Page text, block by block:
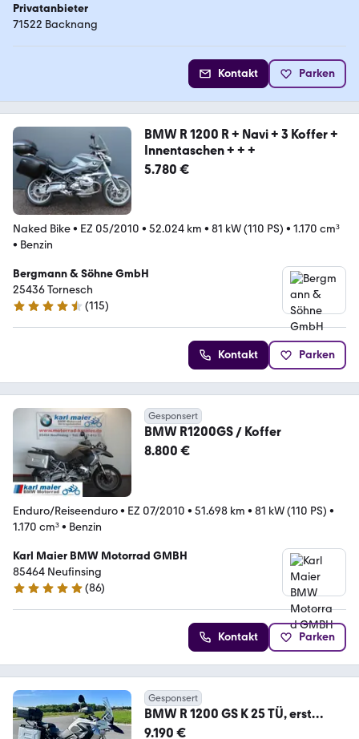
Privatanbieter
71522 Backnang
Kontakt Parken
BMW R 1200 R + Navi + 3 Koffer +
Innentaschen + + +
5.780 €
Naked Bike• EZ 05/2010 • 52.024 km • 81 kW (110 PS) • 1.170 cm³
• Benzin
Bergmann & Söhne GmbH
25436 Tornesch
4.7 Sterne
(115)
Kontakt Parken
Gesponsert
BMW R1200GS / Koffer
8.800 €
Enduro/Reiseenduro• EZ 07/2010 • 51.698 km • 81 kW (110 PS) •
1.170 cm³• Benzin
Karl Maier BMW Motorrad GMBH
85464 Neufinsing
4.9 Sterne
(86)
Kontakt Parken
Gesponsert
BMW R 1200 GS K 25 TÜ, erst
35.000 KM
9.190 €